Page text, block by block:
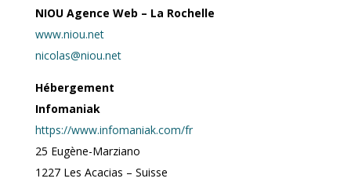
NIOU Agence Web – La Rochelle
www.niou.net
nicolas@niou.net
Hébergement
Infomaniak
https://www.infomaniak.com/fr
25 Eugène-Marziano
1227 Les Acacias – Suisse